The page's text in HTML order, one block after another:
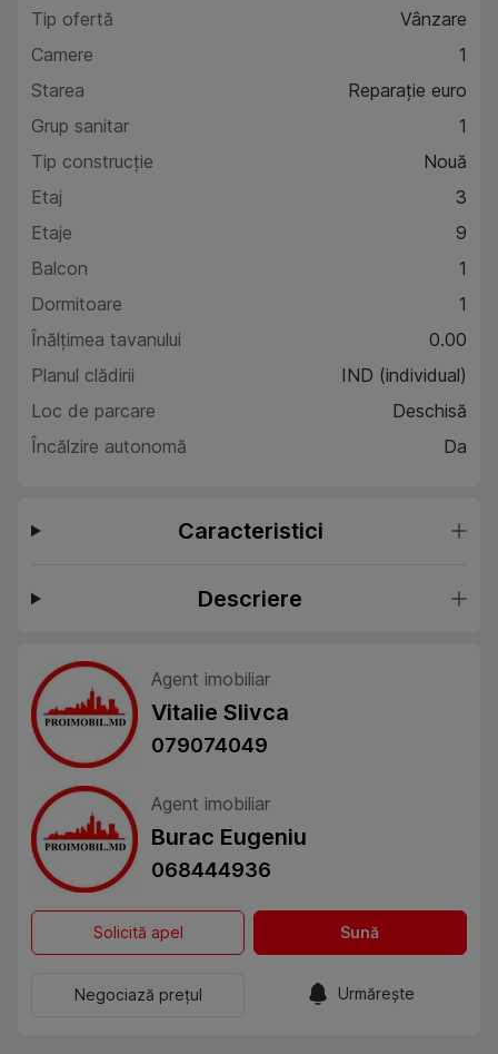
Tip ofertă
Vânzare
Camere
1
Starea
Reparație euro
Grup sanitar
1
Tip construcție
Nouă
Etaj
3
Etaje
9
Balcon
1
Dormitoare
1
Înălțimea tavanului
0.00
Planul clădirii
IND (individual)
Loc de parcare
Deschisă
Încălzire autonomă
Da
Caracteristici
Descriere
Agent imobiliar
Vitalie Slivca
079074049
Agent imobiliar
Burac Eugeniu
068444936
Solicită apel Sună
Negociază prețul Urmărește